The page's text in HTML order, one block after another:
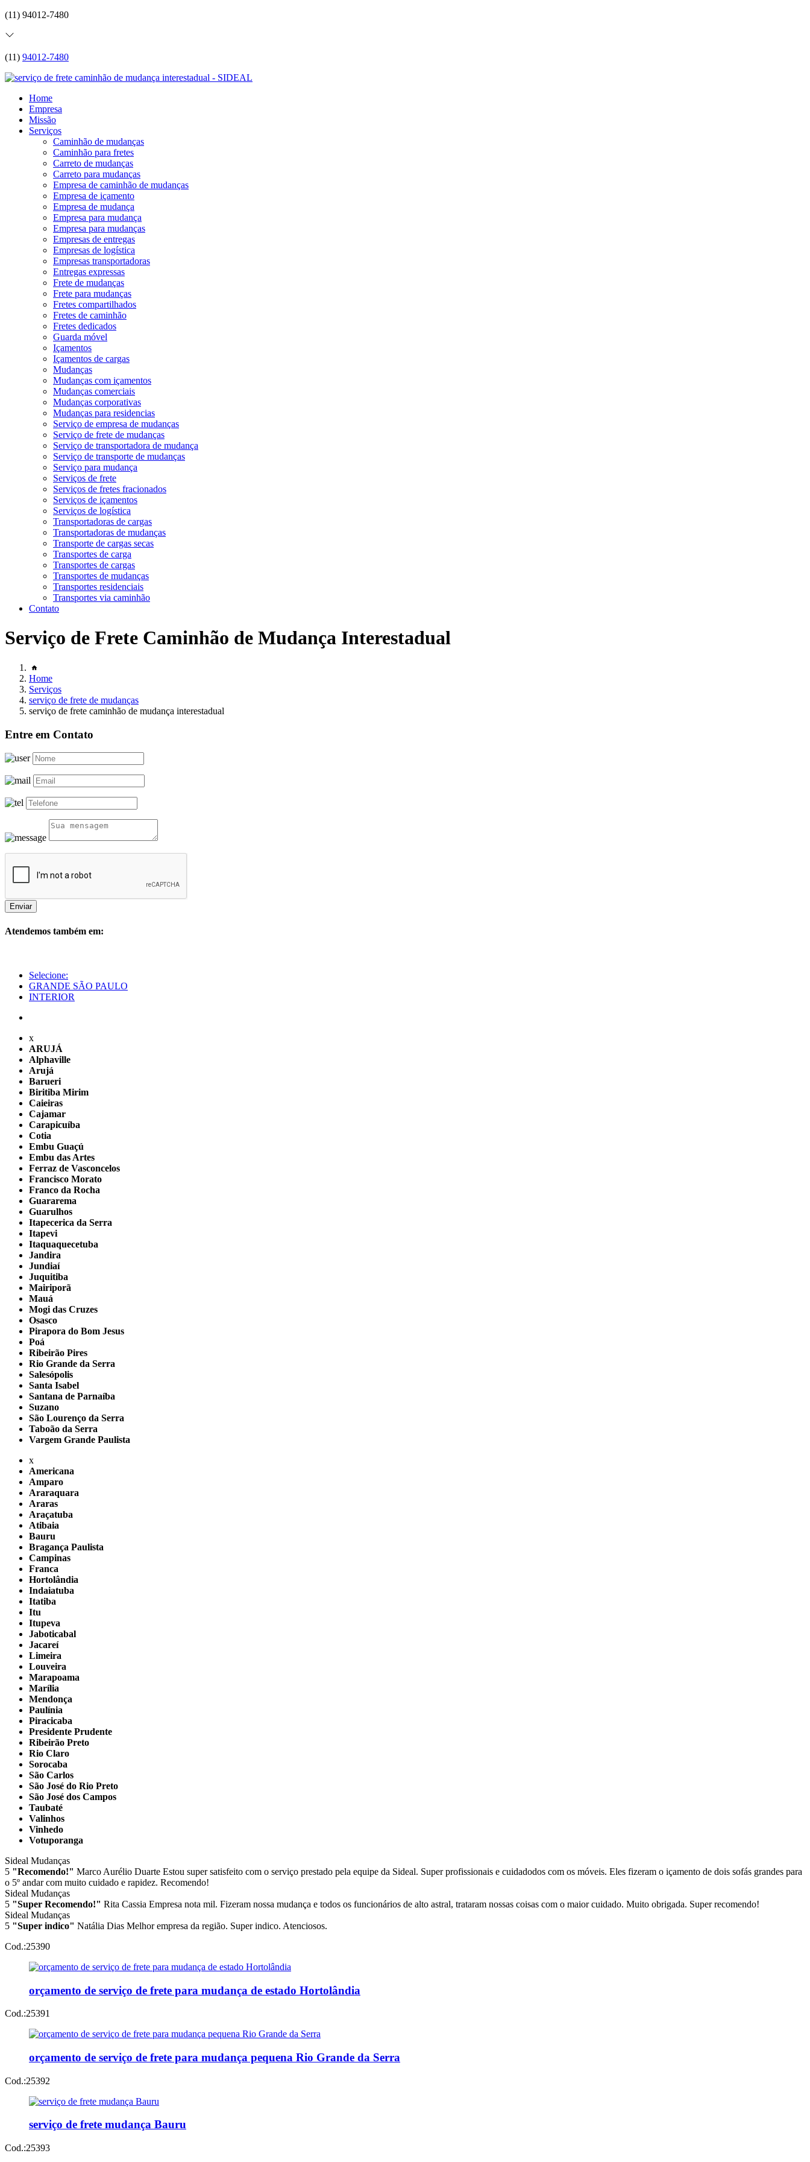
(11) 94012-7480
(11) 94012-7480
Home
Empresa
Missão
Serviços
Caminhão de mudanças
Caminhão para fretes
Carreto de mudanças
Carreto para mudanças
Empresa de caminhão de mudanças
Empresa de içamento
Empresa de mudança
Empresa para mudança
Empresa para mudanças
Empresas de entregas
Empresas de logística
Empresas transportadoras
Entregas expressas
Frete de mudanças
Frete para mudanças
Fretes compartilhados
Fretes de caminhão
Fretes dedicados
Guarda móvel
Içamentos
Içamentos de cargas
Mudanças
Mudanças com içamentos
Mudanças comerciais
Mudanças corporativas
Mudanças para residencias
Serviço de empresa de mudanças
Serviço de frete de mudanças
Serviço de transportadora de mudança
Serviço de transporte de mudanças
Serviço para mudança
Serviços de frete
Serviços de fretes fracionados
Serviços de içamentos
Serviços de logística
Transportadoras de cargas
Transportadoras de mudanças
Transporte de cargas secas
Transportes de carga
Transportes de cargas
Transportes de mudanças
Transportes residenciais
Transportes via caminhão
Contato
Serviço de Frete Caminhão de Mudança Interestadual
Home
Serviços
serviço de frete de mudanças
serviço de frete caminhão de mudança interestadual
Entre em Contato
Enviar
Atendemos também em:
Selecione:
GRANDE SÃO PAULO
INTERIOR
x
ARUJÁ
Alphaville
Arujá
Barueri
Biritiba Mirim
Caieiras
Cajamar
Carapicuíba
Cotia
Embu Guaçú
Embu das Artes
Ferraz de Vasconcelos
Francisco Morato
Franco da Rocha
Guararema
Guarulhos
Itapecerica da Serra
Itapevi
Itaquaquecetuba
Jandira
Jundiaí
Juquitiba
Mairiporã
Mauá
Mogi das Cruzes
Osasco
Pirapora do Bom Jesus
Poá
Ribeirão Pires
Rio Grande da Serra
Salesópolis
Santa Isabel
Santana de Parnaíba
Suzano
São Lourenço da Serra
Taboão da Serra
Vargem Grande Paulista
x
Americana
Amparo
Araraquara
Araras
Araçatuba
Atibaia
Bauru
Bragança Paulista
Campinas
Franca
Hortolândia
Indaiatuba
Itatiba
Itu
Itupeva
Jaboticabal
Jacareí
Limeira
Louveira
Marapoama
Marília
Mendonça
Paulínia
Piracicaba
Presidente Prudente
Ribeirão Preto
Rio Claro
Sorocaba
São Carlos
São José do Rio Preto
São José dos Campos
Taubaté
Valinhos
Vinhedo
Votuporanga
Sideal Mudanças
5 "Recomendo!" Marco Aurélio Duarte Estou super satisfeito com o serviço prestado pela equipe da Sideal. Super profissionais e cuidadodos com os móveis. Eles fizeram o içamento de dois sofás grandes para
o 5º andar com muito cuidado e rapidez. Recomendo!
Sideal Mudanças
5 "Super Recomendo!" Rita Cassia Empresa nota mil. Fizeram nossa mudança e todos os funcionários de alto astral, trataram nossas coisas com o maior cuidado. Muito obrigada. Super recomendo!
Sideal Mudanças
5 "Super indico" Natália Dias Melhor empresa da região. Super indico. Atenciosos.
Cod.:25390
orçamento de serviço de frete para mudança de estado Hortolândia
Cod.:25391
orçamento de serviço de frete para mudança pequena Rio Grande da Serra
Cod.:25392
serviço de frete mudança Bauru
Cod.:25393